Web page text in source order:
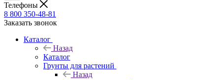
Телефоны
8 800 350-48-81
Заказать звонок
Каталог
Назад
Каталог
Грунты для растений
Назад